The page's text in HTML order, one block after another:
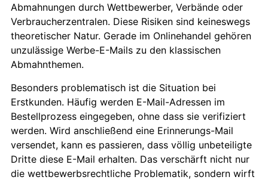
Abmahnungen durch Wettbewerber, Verbände oder
Verbraucherzentralen. Diese Risiken sind keineswegs
theoretischer Natur. Gerade im Onlinehandel gehören
unzulässige Werbe-E-Mails zu den klassischen
Abmahnthemen.
Besonders problematisch ist die Situation bei
Erstkunden. Häufig werden E-Mail-Adressen im
Bestellprozess eingegeben, ohne dass sie verifiziert
werden. Wird anschließend eine Erinnerungs-Mail
versendet, kann es passieren, dass völlig unbeteiligte
Dritte diese E-Mail erhalten. Das verschärft nicht nur
die wettbewerbsrechtliche Problematik, sondern wirft